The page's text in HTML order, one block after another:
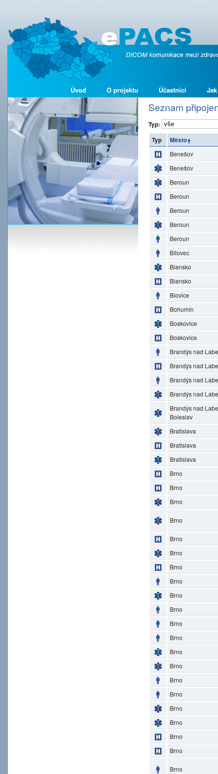
Úvod O projektu Účastníci
Seznam
Typ:
Typ
Město
Benešov
Benešov
Beroun
Beroun
Beroun
Beroun
Beroun
Bílovec
Blansko
Blansko
Blovice
Bohumín
Boskovice
Boskovice
Brandýs nad
Brandýs nad
Brandýs nad
Brandýs nad
Brandýs nad
Boleslav
Bratislava
Bratislava
Bratislava
Brno
Brno
Brno
Brno
Brno
Brno
Brno
Brno
Brno
Brno
Brno
Brno
Brno
Brno
Brno
Brno
Brno
Brno
Brno
Brno
Brno